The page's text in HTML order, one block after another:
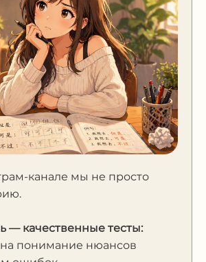
канале мы не просто
— качественные тесты:
понимание нюансов